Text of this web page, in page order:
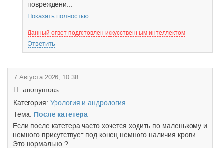
повреждени...
Показать полностью
Данный ответ подготовлен искусственным интеллектом
Ответить
7 Августа 2026, 10:38
anonymous
Категория: Урология и андрология
Тема: После катетера
Если после катетера часто хочется ходить по маленькому и
немного присутствует под конец немного наличия крови.
Это нормально.?